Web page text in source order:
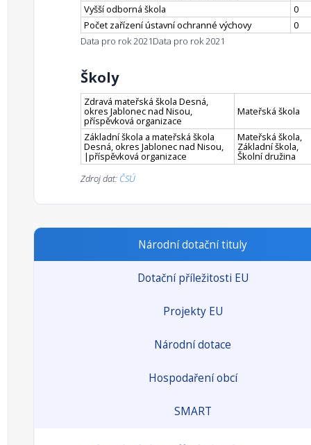
Vyšší odborná škola
0
Počet zařízení ústavní ochranné výchovy
0
Data pro rok 2021Data pro rok 2021
Školy
Zdravá mateřská škola Desná,
okres Jablonec nad Nisou,
příspěvková organizace
Mateřská škola
Základní škola a mateřská škola
Desná, okres Jablonec nad Nisou,
|příspěvková organizace
Mateřská škola,
Základní škola,
Školní družina
Zdroj dat: ČSÚ
Národní dotační tituly
Dotační příležitosti EU
Projekty EU
Národní dotace
Hospodaření obcí
SMART